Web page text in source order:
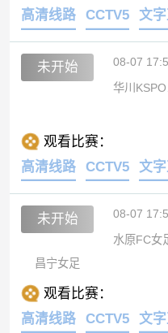
高清线路
CCTV5 文
未开始 08-07
观看比赛：
高清线路
CCTV5 文
未开始 08-07
水原FC女
昌宁女足
观看比赛：
高清线路
CCTV5 文